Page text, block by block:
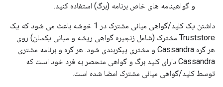
و گواهینامه های خاص برنامه (برگ) استفاده کنید.
داشتن یک کلید/گواهی میانی مشترک در 1 خوشه باعث می شود که یک
Truststore مشترک (شامل زنجیره گواهی ریشه و میانی یکسان) روی
هر گره Cassandra و مشتری پیکربندی شود. هر گره و برنامه مشتری
Cassandra دارای کلید برگ و گواهی منحصر به فرد خود است که
توسط کلید/گواهی میانی مشترک امضا شده است.